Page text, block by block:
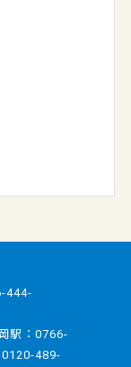
444-
駅：0766-
0120-489-